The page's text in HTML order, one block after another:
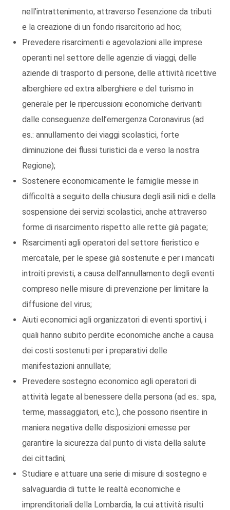
nell’intrattenimento, attraverso l’esenzione da tributi
e la creazione di un fondo risarcitorio ad hoc;
Prevedere risarcimenti e agevolazioni alle imprese
operanti nel settore delle agenzie di viaggi, delle
aziende di trasporto di persone, delle attività ricettive
alberghiere ed extra alberghiere e del turismo in
generale per le ripercussioni economiche derivanti
dalle conseguenze dell’emergenza Coronavirus (ad
es.: annullamento dei viaggi scolastici, forte
diminuzione dei flussi turistici da e verso la nostra
Regione);
Sostenere economicamente le famiglie messe in
difficoltà a seguito della chiusura degli asili nidi e della
sospensione dei servizi scolastici, anche attraverso
forme di risarcimento rispetto alle rette già pagate;
Risarcimenti agli operatori del settore fieristico e
mercatale, per le spese già sostenute e per i mancati
introiti previsti, a causa dell’annullamento degli eventi
compreso nelle misure di prevenzione per limitare la
diffusione del virus;
Aiuti economici agli organizzatori di eventi sportivi, i
quali hanno subito perdite economiche anche a causa
dei costi sostenuti per i preparativi delle
manifestazioni annullate;
Prevedere sostegno economico agli operatori di
attività legate al benessere della persona (ad es.: spa,
terme, massaggiatori, etc.), che possono risentire in
maniera negativa delle disposizioni emesse per
garantire la sicurezza dal punto di vista della salute
dei cittadini;
Studiare e attuare una serie di misure di sostegno e
salvaguardia di tutte le realtà economiche e
imprenditoriali della Lombardia, la cui attività risulti